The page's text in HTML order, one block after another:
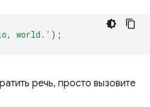
world.' );
речь, просто вызовите